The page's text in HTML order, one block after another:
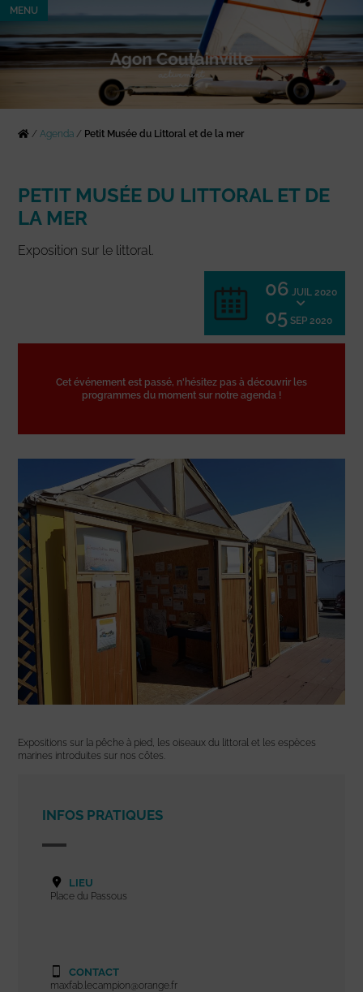
MENU
/Agenda / Petit Musée du Littoral et de la mer
PETIT MUSÉE DU LITTORAL ET DE
LA MER
Exposition sur le littoral.
06 JUIL 2020
05 SEP 2020
Cet événement est passé, n'hésitez pas à découvrir les
programmes du moment sur notre agenda !
Expositions sur la pêche à pied, les oiseaux du littoral et les espèces
marines introduites sur nos côtes.
INFOS PRATIQUES
LIEU
Place du Passous
CONTACT
maxfab.lecampion@orange.fr